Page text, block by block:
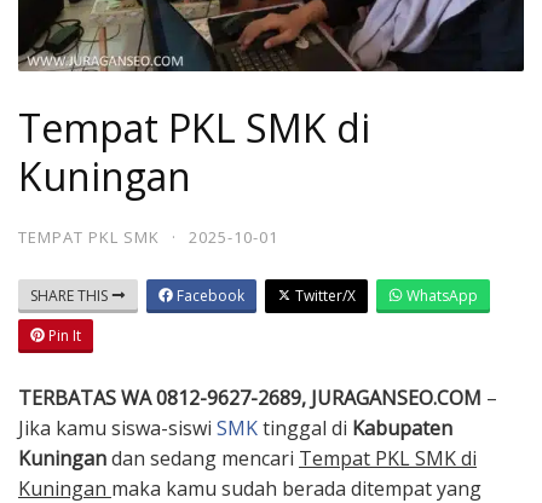
Tempat PKL SMK di
Kuningan
TEMPAT PKL SMK · 2025-10-01
SHARE THIS Facebook Twitter/X
WhatsApp
Pin It
TERBATAS WA 0812-9627-2689, JURAGANSEO.COM –
Jika kamu siswa-siswi SMKtinggal di Kabupaten
Kuningandan sedang mencari Tempat PKL SMK di
Kuningan maka kamu sudah berada ditempat yang